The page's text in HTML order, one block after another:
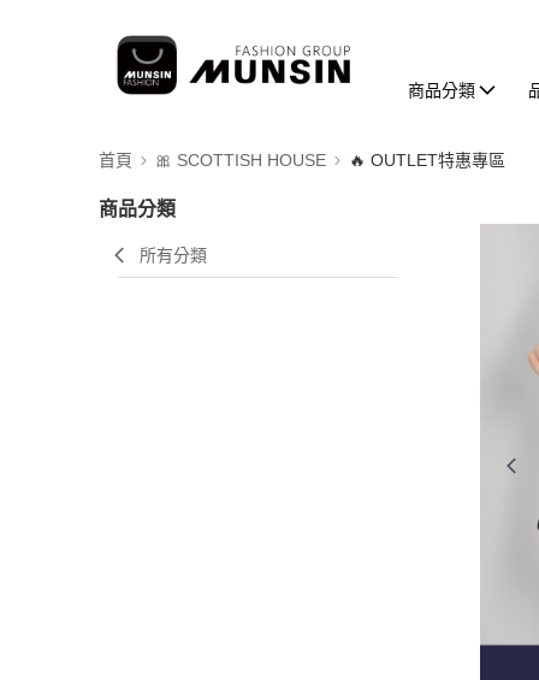
商品分類
首頁 🎀 SCOTTISH HOUSE 🔥 OUTLET特惠專區
商品分類
所有分類